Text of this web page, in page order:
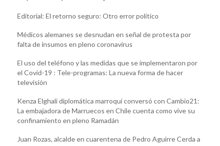
Editorial: El retorno seguro: Otro error político
Médicos alemanes se desnudan en señal de protesta por
falta de insumos en pleno coronavirus
El uso del teléfono y las medidas que se implementaron por
el Covid-19 : Tele-programas: La nueva forma de hacer
televisión
Kenza Elghali diplomática marroquí conversó con Cambio21:
La embajadora de Marruecos en Chile cuenta como vive su
confinamiento en pleno Ramadán
Juan Rozas, alcalde en cuarentena de Pedro Aguirre Cerda a